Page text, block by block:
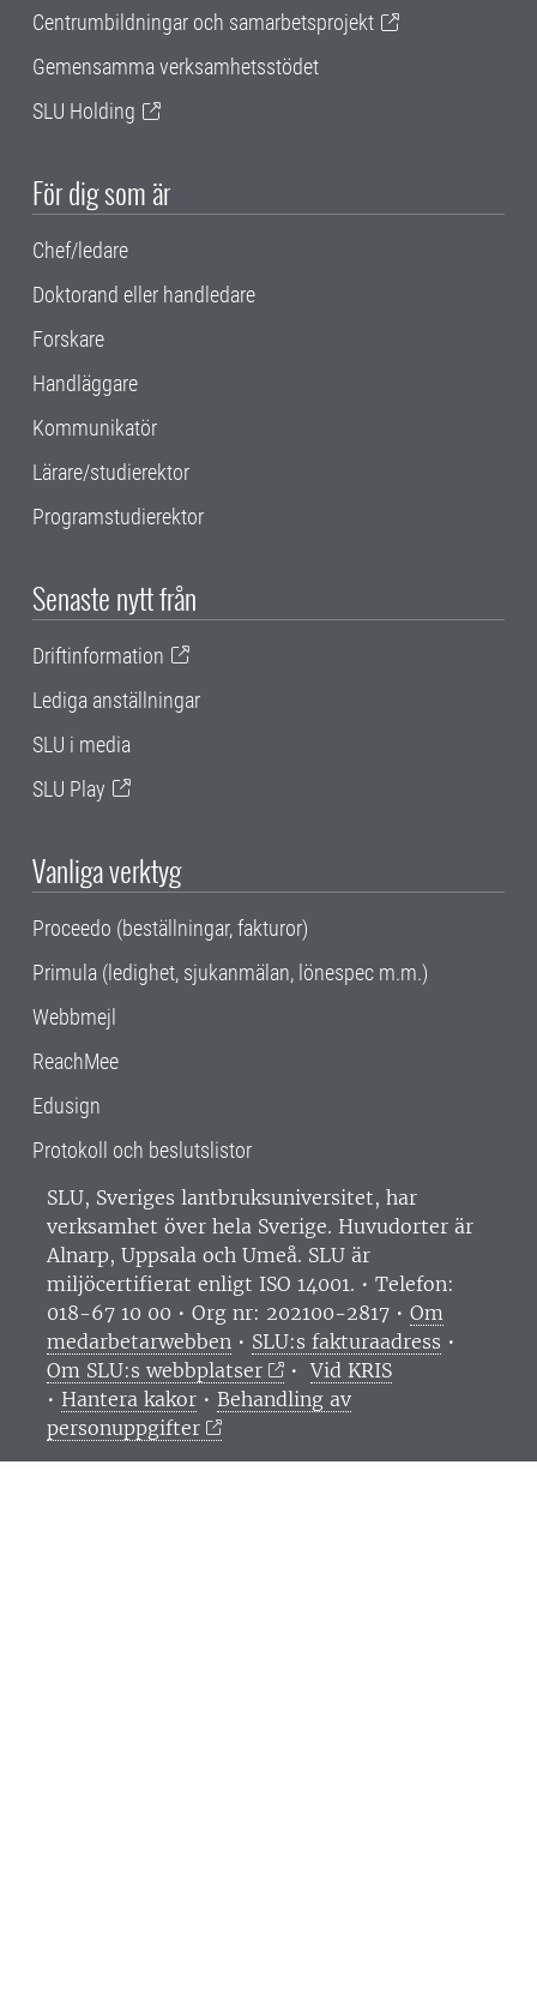
Centrumbildningar och samarbetsprojekt
Gemensamma verksamhetsstödet
SLU Holding
För dig som är
Chef/ledare
Doktorand eller handledare
Forskare
Handläggare
Kommunikatör
Lärare/studierektor
Programstudierektor
Senaste nytt från
Driftinformation
Lediga anställningar
SLU i media
SLU Play
Vanliga verktyg
Proceedo (beställningar, fakturor)
Primula (ledighet, sjukanmälan, lönespec m.m.)
Webbmejl
ReachMee
Edusign
Protokoll och beslutslistor
SLU, Sveriges lantbruksuniversitet, har
verksamhet över hela Sverige. Huvudorter är
Alnarp, Uppsala och Umeå. SLU är
miljöcertifierat enligt ISO 14001. • Telefon:
018-67 10 00 • Org nr: 202100-2817 • Om
medarbetarwebben • SLU:s fakturaadress •
Om SLU:s webbplatser
•Vid KRIS
• Hantera kakor • Behandling av
personuppgifter